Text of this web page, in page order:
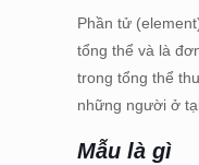
Phần tử
tổng thể và là
trong tổng thể
những người ở
Mẫu là gì